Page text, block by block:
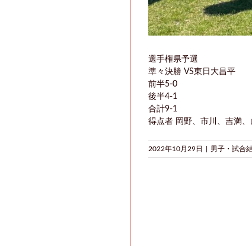
選手権県予選
準々決勝 VS東日大昌平
前半5-0
後半4-1
合計9-1
得点者 岡野、市川、吉満
2022年10月29日 男子・試合